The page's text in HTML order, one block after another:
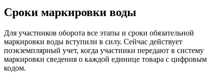
Сроки маркировки воды
Для участников оборота все этапы и сроки обязательной
маркировки воды вступили в силу. Сейчас действует
поэкземплярный учет, когда участники передают в систему
маркировки сведения о каждой единице товара с цифровым
кодом.